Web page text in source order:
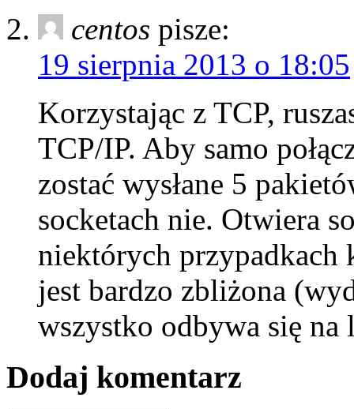
centos pisze:
19 sierpnia 2013 o 18:05
Korzystając z TCP,
TCP/IP. Aby samo
zostać wysłane 5
socketach nie. Otwiera
niektórych przypadkach
jest bardzo zbliżona
wszystko odbywa się na
Dodaj komentarz